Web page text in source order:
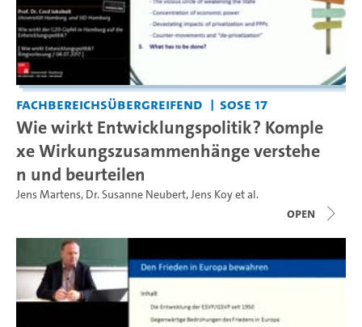
Fachbereichsübergreifend SoSe 17
Wie wirkt Entwicklungspolitik? Komple
xe Wirkungszusammenhänge verstehe
n und beurteilen
Jens Martens, Dr. Susanne Neubert,Jens Koyet al.
open